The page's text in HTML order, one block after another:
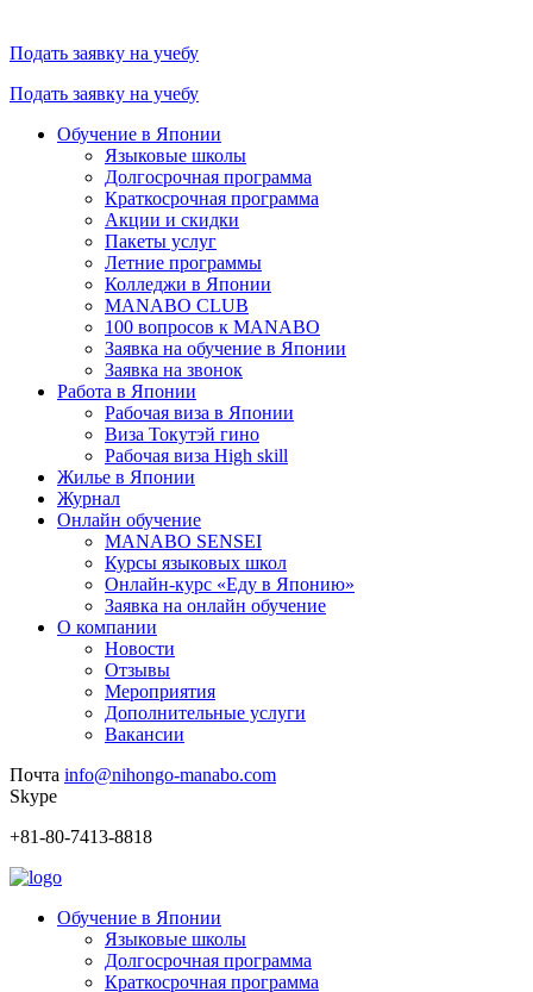
Подать заявку на учебу
Подать заявку на учебу
Обучение в Японии
Языковые школы
Долгосрочная программа
Краткосрочная программа
Акции и скидки
Пакеты услуг
Летние программы
Колледжи в Японии
MANABO CLUB
100 вопросов к MАNABO
Заявка на обучение в Японии
Заявка на звонок
Работа в Японии
Рабочая виза в Японии
Виза Токутэй гино
Рабочая виза High skill
Жилье в Японии
Журнал
Онлайн обучение
MANABO SENSEI
Курсы языковых школ
Онлайн-курс «Еду в Японию»
Заявка на онлайн обучение
О компании
Новости
Отзывы
Мероприятия
Дополнительные услуги
Вакансии
Почта info@nihongo-manabo.com
Skype
+81-80-7413-8818
Обучение в Японии
Языковые школы
Долгосрочная программа
Краткосрочная программа